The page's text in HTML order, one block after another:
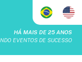
HÁ MAIS DE 25 ANOS
EVENTOS DE SUCESSO